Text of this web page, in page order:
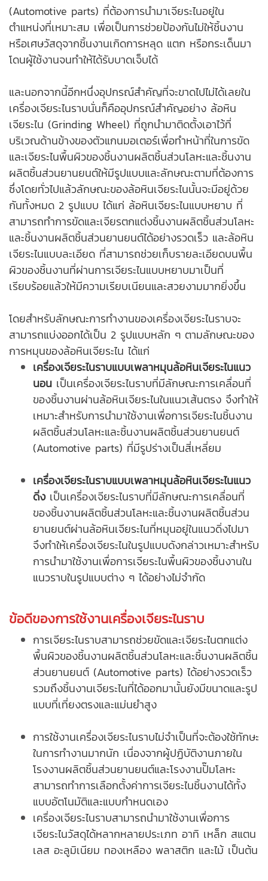
(Automotive parts) ที่ต้องการนำมาเจียระไนอยู่ใน
ตำแหน่งที่เหมาะสม เพื่อเป็นการช่วยป้องกันไม่ให้ชิ้นงาน
หรือเศษวัสดุจากชิ้นงานเกิดการหลุด แตก หรือกระเด็นมา
โดนผู้ใช้งานจนทำให้ได้รับบาดเจ็บได้
และนอกจากนี้อีกหนึ่งอุปกรณ์สำคัญที่จะขาดไปไม่ได้เลยใน
เครื่องเจียระไนราบนั่นก็คืออุปกรณ์สำคัญอย่าง ล้อหิน
เจียระไน (Grinding Wheel) ที่ถูกนำมาติดตั้งเอาไว้ที่
บริเวณด้านข้างของตัวแกนมอเตอร์เพื่อทำหน้าที่ในการขัด
และเจียระไนพื้นผิวของชิ้นงานผลิตชิ้นส่วนโลหะและชิ้นงาน
ผลิตชิ้นส่วนยานยนต์ให้มีรูปแบบและลักษณะตามที่ต้องการ
ซึ่งโดยทั่วไปแล้วลักษณะของล้อหินเจียระไนนั้นจะมีอยู่ด้วย
กันทั้งหมด 2 รูปแบบ ได้แก่ ล้อหินเจียระไนแบบหยาบ ที่
สามารถทำการขัดและเจียรตกแต่งชิ้นงานผลิตชิ้นส่วนโลหะ
และชิ้นงานผลิตชิ้นส่วนยานยนต์ได้อย่างรวดเร็ว และล้อหิน
เจียระไนแบบละเอียด ที่สามารถช่วยเก็บรายละเอียดบนพื้น
ผิวของชิ้นงานที่ผ่านการเจียระไนแบบหยาบมาเป็นที่
เรียบร้อยแล้วให้มีความเรียบเนียนและสวยงามมากยิ่งขึ้น
โดยสำหรับลักษณะการทำงานของเครื่องเจียระไนราบจะ
สามารถแบ่งออกได้เป็น 2 รูปแบบหลัก ๆ ตามลักษณะของ
การหมุนของล้อหินเจียระไน ได้แก่
เครื่องเจียระไนราบแบบเพลาหมุนล้อหินเจียระไนแนว
นอน เป็นเครื่องเจียระไนราบที่มีลักษณะการเคลื่อนที่
ของชิ้นงานผ่านล้อหินเจียระไนในแนวเส้นตรง จึงทำให้
เหมาะสำหรับการนำมาใช้งานเพื่อการเจียระไนชิ้นงาน
ผลิตชิ้นส่วนโลหะและชิ้นงานผลิตชิ้นส่วนยานยนต์
(Automotive parts) ที่มีรูปร่างเป็นสี่เหลี่ยม
เครื่องเจียระไนราบแบบเพลาหมุนล้อหินเจียระไนแนว
ดิ่งเป็นเครื่องเจียระไนราบที่มีลักษณะการเคลื่อนที่
ของชิ้นงานผลิตชิ้นส่วนโลหะและชิ้นงานผลิตชิ้นส่วน
ยานยนต์ผ่านล้อหินเจียระไนที่หมุนอยู่ในแนวดิ่งไปมา
จึงทำให้เครื่องเจียระไนในรูปแบบดังกล่าวเหมาะสำหรับ
การนำมาใช้งานเพื่อการเจียระไนพื้นผิวของชิ้นงานใน
แนวราบในรูปแบบต่าง ๆ ได้อย่างไม่จำกัด
ข้อดีของการใช้งานเครื่องเจียระไนราบ
การเจียระไนราบสามารถช่วยขัดและเจียระไนตกแต่ง
พื้นผิวของชิ้นงานผลิตชิ้นส่วนโลหะและชิ้นงานผลิตชิ้น
ส่วนยานยนต์ (Automotive parts) ได้อย่างรวดเร็ว
รวมถึงชิ้นงานเจียระไนที่ได้ออกมานั้นยังมีขนาดและรูป
แบบที่เที่ยงตรงและแม่นยำสูง
การใช้งานเครื่องเจียระไนราบไม่จำเป็นที่จะต้องใช้ทักษะ
ในการทำงานมากนัก เนื่องจากผู้ปฏิบัติงานภายใน
โรงงานผลิตชิ้นส่วนยานยนต์และโรงงานปั๊มโลหะ
สามารถทำการเลือกตั้งค่าการเจียระไนชิ้นงานได้ทั้ง
แบบอัตโนมัติและแบบกำหนดเอง
เครื่องเจียระไนราบสามารถนำมาใช้งานเพื่อการ
เจียระไนวัสดุได้หลากหลายประเภท อาทิ เหล็ก สแตน
เลส อะลูมิเนียม ทองเหลือง พลาสติก และไม้ เป็นต้น